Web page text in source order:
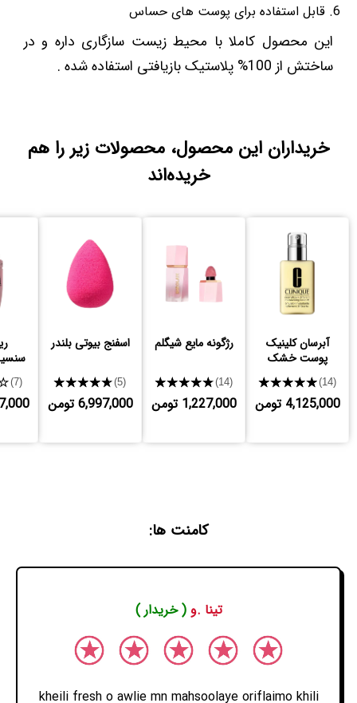
قابل استفاده برای پوست های حساس
این محصول کاملا با محیط زیست سازگاری داره و در
ساختش از 100% پلاستیک بازیافتی استفاده شده .
خریداران این محصول، محصولات زیر را هم
خریده‌اند
آبرسان کلینیک
پوست خشک
★★★★★(14)
4,125,000 تومن
رژگونه مایع شیگلم
★★★★★(14)
1,227,000 تومن
اسفنج بیوتی بلندر
★★★★★(5)
6,997,000 تومن
(7)
کامنت ها:
تینا .و( خریدار )
kheili fresh o awlie mn mahsoolaye oriflaimo khili